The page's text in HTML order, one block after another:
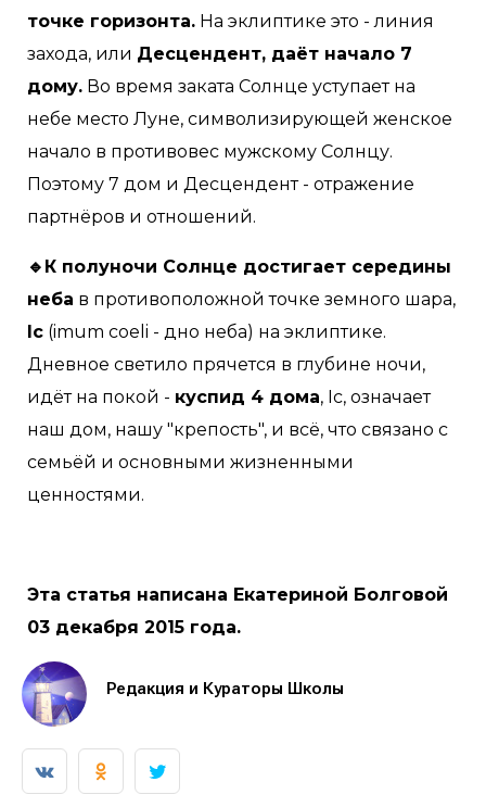
точке горизонта. На эклиптике это - линия
захода, или Десцендент, даёт начало 7
дому. Во время заката Солнце уступает на
небе место Луне, символизирующей женское
начало в противовес мужскому Солнцу.
Поэтому 7 дом и Десцендент - отражение
партнёров и отношений.
🔹К полуночи Солнце достигает середины
неба в противоположной точке земного шара,
Ic (imum coeli - дно неба) на эклиптике.
Дневное светило прячется в глубине ночи,
идёт на покой - куспид 4 дома, Ic, означает
наш дом, нашу "крепость", и всё, что связано с
семьёй и основными жизненными
ценностями.
Эта статья написана Екатериной Болговой
03 декабря 2015 года.
Редакция и Кураторы Школы